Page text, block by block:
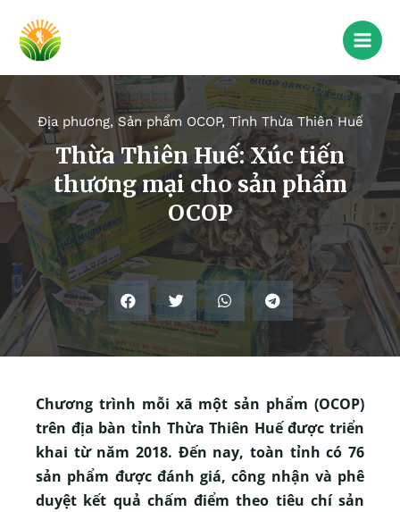
Địa phương,Sản phẩm OCOP, Tỉnh Thừa Thiên Huế
Thừa Thiên Huế: Xúc tiến
thương mại cho sản phẩm
OCOP
Chương trình mỗi xã một sản phẩm (OCOP)
trên địa bàn tỉnh Thừa Thiên Huế được triển
khai từ năm 2018. Đến nay, toàn tỉnh có 76
sản phẩm được đánh giá, công nhận và phê
duyệt kết quả chấm điểm theo tiêu chí sản